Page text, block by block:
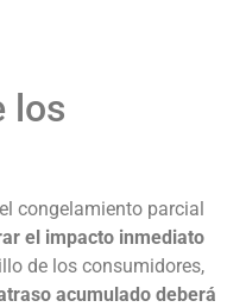
los
congelamiento parcial
el impacto inmediato
de los consumidores,
acumulado deberá